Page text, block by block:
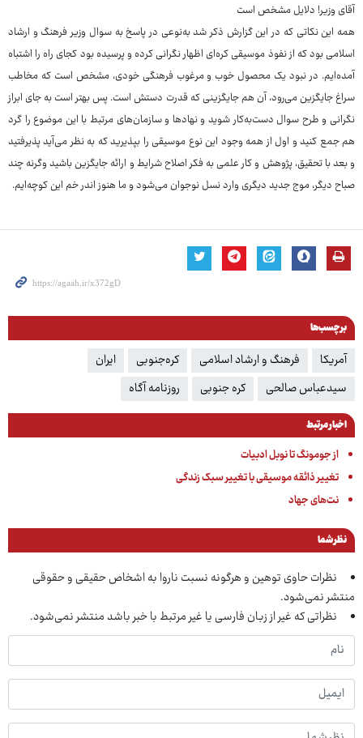
آقای وزیر! دلایل مشخص است
همه این نکاتی که در این گزارش ذکر شد به‌نوعی در پاسخ به سوال وزیر فرهنگ و ارشاد
اسلامی بود که از نفوذ موسیقی کره‌ای اظهار نگرانی کرده و پرسیده بود کجای راه را اشتباه
آمده‌ایم. در نبود یک محصول خوب و مرغوب فرهنگی خودی، مشخص است که مخاطب
سراغ جایگزین می‌رود، آن هم جایگزینی که قدرت دستش است. پس بهتر است به جای ابراز
نگرانی و طرح سوال دست‌به‌کار شوید و نهادها و سازمان‌های مرتبط با این موضوع را گرد
هم جمع کنید و اول از همه وجود این نوع موسیقی را بپذیرید که به نظر می‌آید پذیرفتید
و بعد با تحقیق، پژوهش و کار علمی به فکر اصلاح شرایط و ارائه جایگزین باشید وگرنه چند
صباح دیگر، موج جدید دیگری وارد نسل نوجوان می‌شود و ما هنوز اندر خم این کوچه‌ایم.
برچسب‌ها
آمریکا فرهنگ و ارشاد اسلامی کره‌جنوبی
ایران
سیدعباس صالحی
کره جنوبی روزنامه آگاه
اخبار مرتبط
از جومونگ تا نوبل ادبیات
تغییر ذائقه موسیقی با تغییر سبک زندگی
نت‌های جهاد
نظر شما
نظرات حاوی توهین و هرگونه نسبت ناروا به اشخاص حقیقی و حقوقی
منتشر نمی‌شود.
نظراتی که غیر از زبان فارسی یا غیر مرتبط با خبر باشد منتشر نمی‌شود.